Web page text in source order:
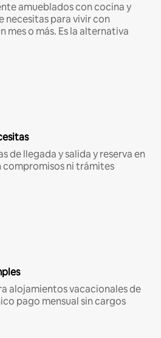
amueblados con cocina y
necesitas para vivir con
o más. Es la alternativa
de llegada y salida y reserva en
compromisos ni trámites
alojamientos vacacionales de
pago mensual sin cargos